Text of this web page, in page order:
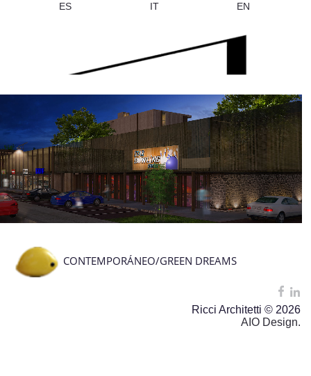
ES IT EN
CONTEMPORÁNEO/GREEN DREAMS
Ricci Architetti © 2026
AIO Design.